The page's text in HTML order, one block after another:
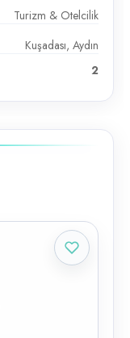
Turizm & Otelcilik
Kuşadası, Aydın
2